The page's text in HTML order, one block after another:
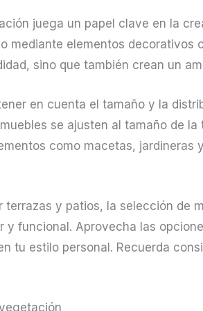
juega un papel clave en la
mediante elementos
sino que también crean un
en cuenta el tamaño y la
se ajusten al tamaño de
como macetas,
terrazas y patios, la selección de
y funcional. Aprovecha las
tu estilo personal. Recuerda